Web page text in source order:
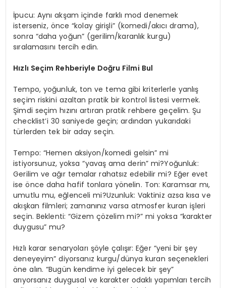
İpucu: Aynı akşam içinde farklı mod denemek
isterseniz, önce “kolay girişli” (komedi/akıcı drama),
sonra “daha yoğun” (gerilim/karanlık kurgu)
sıralamasını tercih edin.
Hızlı Seçim Rehberiyle Doğru Filmi Bul
Tempo, yoğunluk, ton ve tema gibi kriterlerle yanlış
seçim riskini azaltan pratik bir kontrol listesi vermek.
Şimdi seçim hızını artıran pratik rehbere geçelim. Şu
checklist’i 30 saniyede geçin; ardından yukarıdaki
türlerden tek bir aday seçin.
Tempo: “Hemen aksiyon/komedi gelsin” mi
istiyorsunuz, yoksa “yavaş ama derin” mi?Yoğunluk:
Gerilim ve ağır temalar rahatsız edebilir mi? Eğer evet
ise önce daha hafif tonlara yönelin. Ton: Karamsar mı,
umutlu mu, eğlenceli mi?Uzunluk: Vaktiniz azsa kısa ve
akışkan filmleri; zamanınız varsa atmosfer kuran işleri
seçin. Beklenti: “Gizem çözelim mi?” mi yoksa “karakter
duygusu” mu?
Hızlı karar senaryoları şöyle çalışır: Eğer “yeni bir şey
deneyeyim” diyorsanız kurgu/dünya kuran seçenekleri
öne alın. “Bugün kendime iyi gelecek bir şey”
arıyorsanız duygusal ve karakter odaklı yapımları tercih